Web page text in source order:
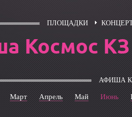
ПЛОЩАДКИ
Космос КЗ
АФИША
Март Апрель Май Июнь